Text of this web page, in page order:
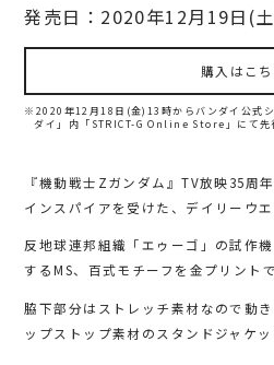
発売日：2020年12月19日(
購入はこ
※2020年12月18日(金)13時からバンダイ公式
ダイ」内 「STRICT-G Online Store」にて先
『機動戦士Zガンダム』TV放映35周
インスパイアを受けた、デイリーウ
反地球連邦組織「エゥーゴ」の試作
するMS、百式モチーフを金プリント
脇下部分はストレッチ素材なので動
ップストップ素材のスタンドジャケッ